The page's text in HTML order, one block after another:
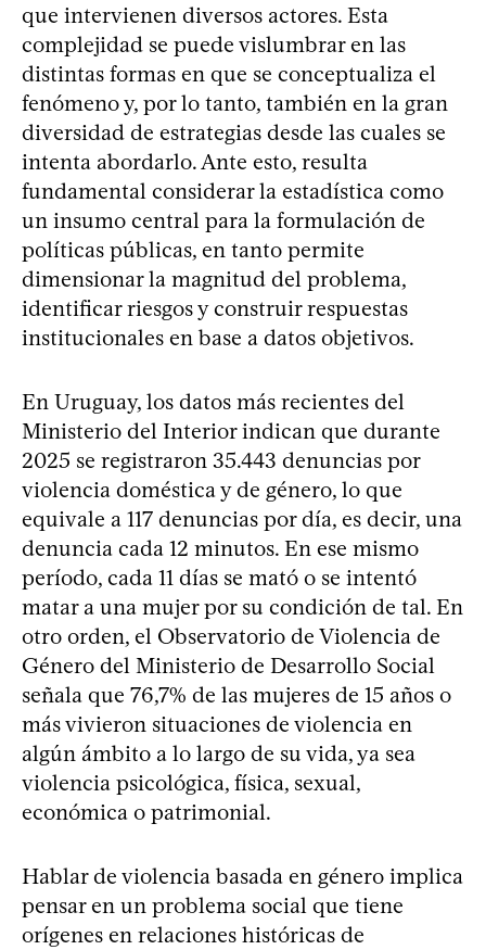
que intervienen diversos actores. Esta
complejidad se puede vislumbrar en las
distintas formas en que se conceptualiza el
fenómeno y, por lo tanto, también en la gran
diversidad de estrategias desde las cuales se
intenta abordarlo. Ante esto, resulta
fundamental considerar la estadística como
un insumo central para la formulación de
políticas públicas, en tanto permite
dimensionar la magnitud del problema,
identificar riesgos y construir respuestas
institucionales en base a datos objetivos.
En Uruguay, los datos más recientes del
Ministerio del Interior indican que durante
2025 se registraron 35.443 denuncias por
violencia doméstica y de género, lo que
equivale a 117 denuncias por día, es decir, una
denuncia cada 12 minutos. En ese mismo
período, cada 11 días se mató o se intentó
matar a una mujer por su condición de tal. En
otro orden, el Observatorio de Violencia de
Género del Ministerio de Desarrollo Social
señala que 76,7% de las mujeres de 15 años o
más vivieron situaciones de violencia en
algún ámbito a lo largo de su vida, ya sea
violencia psicológica, física, sexual,
económica o patrimonial.
Hablar de violencia basada en género implica
pensar en un problema social que tiene
orígenes en relaciones históricas de